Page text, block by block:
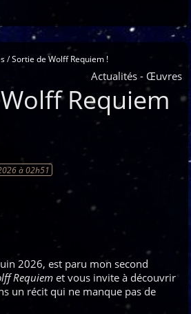
Sortie de Wolff Requiem !
Actualités - Œuvres
Requiem
à 02h51
2026, est paru mon second
Requiem et vous invite à découvrir
un récit qui ne manque pas de